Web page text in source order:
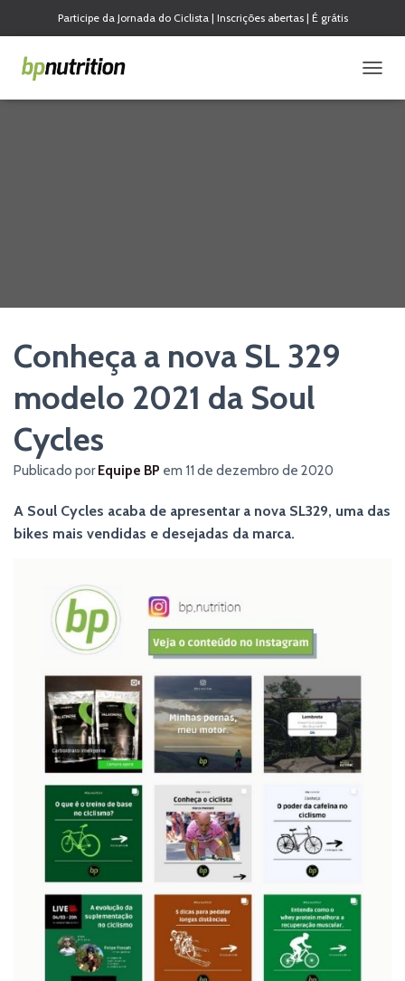
Participe da Jornada do Ciclista | Inscrições abertas | É grátis
L
A
Conheça a nova SL 329
modelo 2021 da Soul
Cycles
Publicado porEquipe BP em 11 de dezembro de 2020
A Soul Cycles acaba de apresentar a nova SL329, uma das
bikes mais vendidas e desejadas da marca.